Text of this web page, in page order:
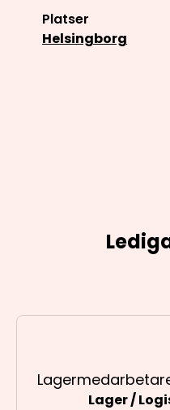
Platser
Helsingborg
Lager /